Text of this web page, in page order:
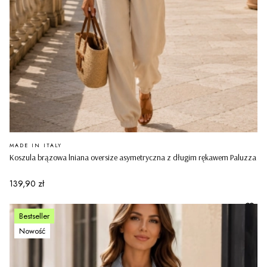
Koszula brązowa lniana oversize asymetryczna z długim rękawem Paluzza
PRODUCENT
MADE IN ITALY
Cena
139,90 zł
Bestseller
Nowość